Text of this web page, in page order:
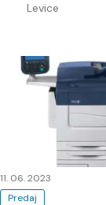
Levice
Predaj
11. 06. 2023